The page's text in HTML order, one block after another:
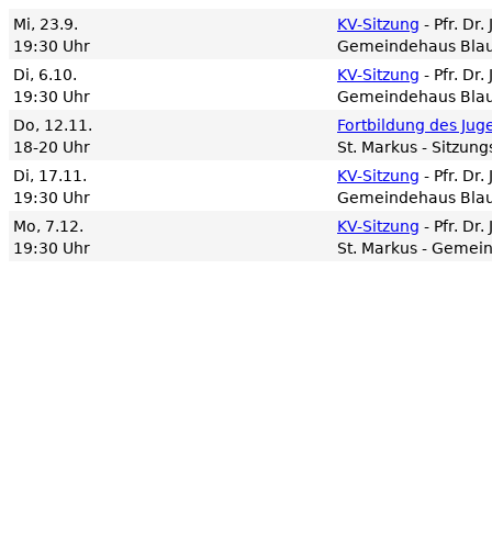
Mi, 23.9.
19:30 Uhr
KV-Sitzung
Pfr. Dr.
Gemeindehaus
Di, 6.10.
19:30 Uhr
KV-Sitzung
Pfr. Dr.
Gemeindehaus
Do, 12.11.
18-20 Uhr
Fortbildung des
St. Markus -
Di, 17.11.
19:30 Uhr
KV-Sitzung
Pfr. Dr.
Gemeindehaus
Mo, 7.12.
19:30 Uhr
KV-Sitzung
Pfr. Dr.
St. Markus -